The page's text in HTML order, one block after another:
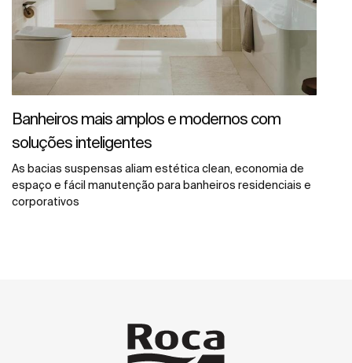
Banheiros mais amplos e modernos com
soluções inteligentes
As bacias suspensas aliam estética clean, economia de
espaço e fácil manutenção para banheiros residenciais e
corporativos